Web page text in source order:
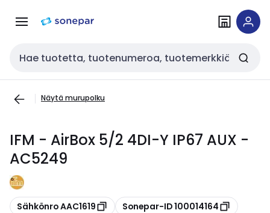
navigointiinsisältöön
Haku
Näytä murupolku
IFM - AirBox 5/2 4DI-Y IP67 AUX -
AC5249
Kopioi
Sähkönro AAC1619 Kopioi
Sonepar-ID 100014164